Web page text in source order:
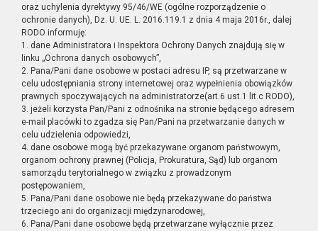
oraz uchylenia dyrektywy 95/46/WE (ogólne rozporządzenie o
ochronie danych), Dz. U. UE. L. 2016.119.1 z dnia 4 maja 2016r., dalej
RODO informuję:
1. dane Administratora i Inspektora Ochrony Danych znajdują się w
linku „Ochrona danych osobowych”,
2. Pana/Pani dane osobowe w postaci adresu IP, są przetwarzane w
celu udostępniania strony internetowej oraz wypełnienia obowiązków
prawnych spoczywających na administratorze(art.6 ust.1 lit.c RODO),
3. jeżeli korzysta Pan/Pani z odnośnika na stronie będącego adresem
e-mail placówki to zgadza się Pan/Pani na przetwarzanie danych w
celu udzielenia odpowiedzi,
4. dane osobowe mogą być przekazywane organom państwowym,
organom ochrony prawnej (Policja, Prokuratura, Sąd) lub organom
samorządu terytorialnego w związku z prowadzonym
postępowaniem,
5. Pana/Pani dane osobowe nie będą przekazywane do państwa
trzeciego ani do organizacji międzynarodowej,
6. Pana/Pani dane osobowe będą przetwarzane wyłącznie przez